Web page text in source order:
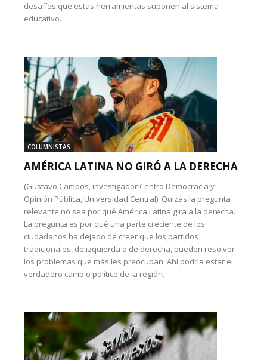
desafíos que estas herramientas suponen al sistema
educativo.
COLUMNISTAS
AMÉRICA LATINA NO GIRÓ A LA DERECHA
(Gustavo Campos, investigador Centro Democracia y
Opinión Pública, Universidad Central): Quizás la pregunta
relevante no sea por qué América Latina gira a la derecha.
La pregunta es por qué una parte creciente de los
ciudadanos ha dejado de creer que los partidos
tradicionales, de izquierda o de derecha, pueden resolver
los problemas que más les preocupan. Ahí podría estar el
verdadero cambio político de la región.